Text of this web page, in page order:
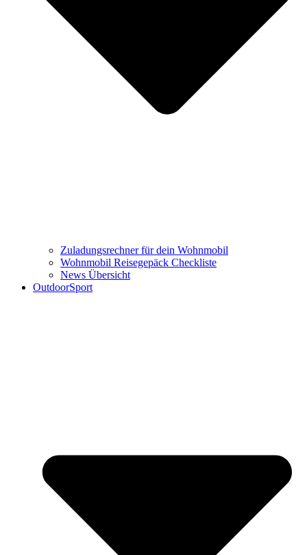
Zuladungsrechner für dein Wohnmobil
Wohnmobil Reisegepäck Checkliste
News Übersicht
OutdoorSport